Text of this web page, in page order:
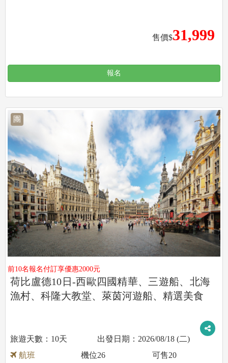
售價$31,999
報名
團
前10名報名付訂享優惠2000元
荷比盧德10日-西歐四國精華、三遊船、北海
漁村、科隆大教堂、萊茵河遊船、精選美食
10天
2026/08/18 (二)
航班
機位26 可售20